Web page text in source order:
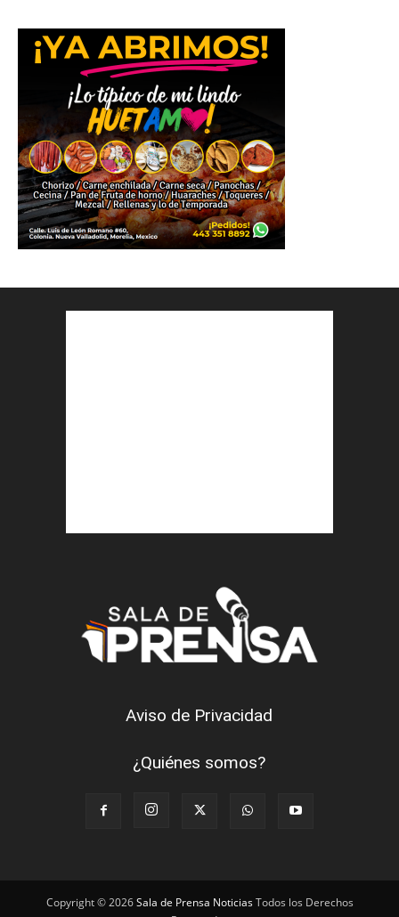
Aviso de Privacidad
¿Quiénes somos?
Copyright © 2026Sala de Prensa NoticiasTodos los Derechos